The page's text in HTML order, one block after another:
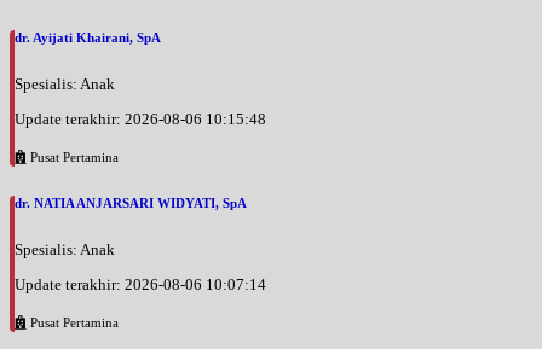
dr. Ayijati Khairani, SpA
Spesialis: Anak
Update terakhir: 2026-08-06 10:15:48
Pusat Pertamina
dr. NATIA ANJARSARI WIDYATI, SpA
Spesialis: Anak
Update terakhir: 2026-08-06 10:07:14
Pusat Pertamina